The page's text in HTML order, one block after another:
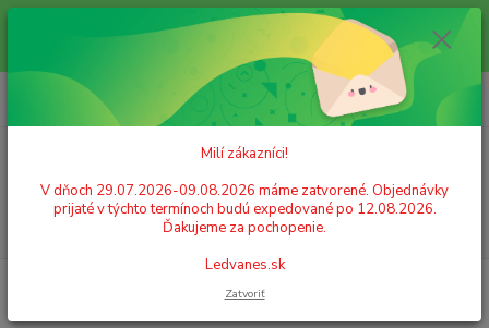
Milí zákazníci! V dňoch 29.07.2026-09.08.2026 máme zatvorené.
Objednávky prijaté v týchto termínoch budú expedované po 12.08.2026.
Ďakujeme za pochopenie. Ledvanes.sk
+421 908 755 958
Po. - Pia. od 9:00 hod. - 16:00 hod.
za0,00 EUR
CENTROPEN "2739" 1,8mm na textil hnedý
Milí zákazníci!
V dňoch 29.07.2026-09.08.2026 máme zatvorené. Objednávky
prijaté v týchto termínoch budú expedované po 12.08.2026.
Ďakujeme za pochopenie.
Ledvanes.sk
Zatvoriť